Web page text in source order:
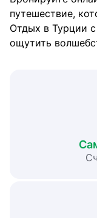
путешествие,
Отдых в Турции
ощутить